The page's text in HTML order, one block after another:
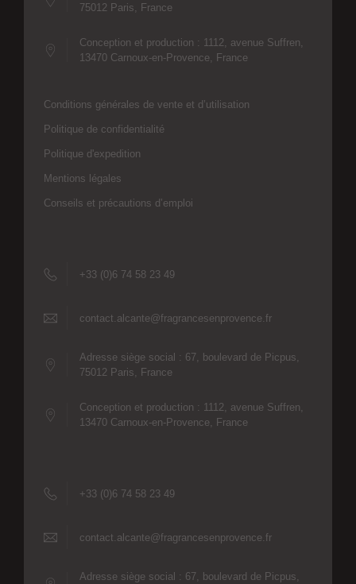
75012 Paris, France
Conception et production : 1112, avenue Suffren,
13470 Carnoux-en-Provence, France
Conditions générales de vente et d’utilisation
Politique de confidentialité
Politique d'expedition
Mentions légales
Conseils et précautions d’emploi
+33 (0)6 74 58 23 49
contact.alcante@fragrancesenprovence.fr
Adresse siège social : 67, boulevard de Picpus,
75012 Paris, France
Conception et production : 1112, avenue Suffren,
13470 Carnoux-en-Provence, France
+33 (0)6 74 58 23 49
contact.alcante@fragrancesenprovence.fr
Adresse siège social : 67, boulevard de Picpus,